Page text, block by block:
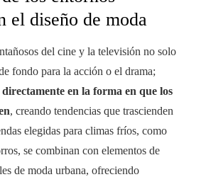
el diseño de moda
del cine y la televisión no solo
fondo para la acción o el drama;
en la forma en que los
, creando tendencias que trascienden
elegidas para climas fríos, como
se combinan con elementos de
de moda urbana, ofreciendo